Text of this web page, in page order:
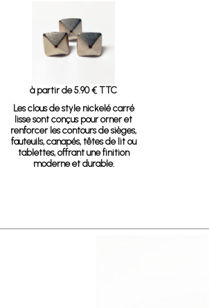
à partir de 5.90 € TTC
Les clous de style nickelé carré
lisse sont conçus pour orner et
renforcer les contours de sièges,
fauteuils, canapés, têtes de lit ou
tablettes, offrant une finition
moderne et durable.